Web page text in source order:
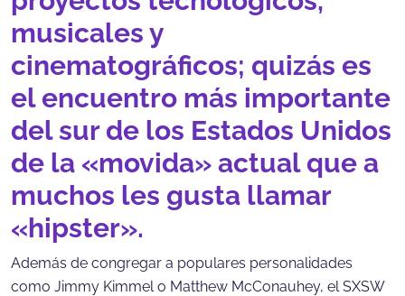
musicales y
cinematográficos; quizás es
el encuentro más importante
del sur de los Estados Unidos
de la «movida» actual que a
muchos les gusta llamar
«hipster».
Además de congregar a populares personalidades
como Jimmy Kimmel o Matthew McConauhey, el SXSW